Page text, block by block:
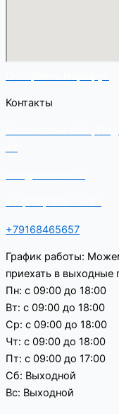
Контакты
+79168465657
График работы:
приехать в выходные
Пн: с 09:00 до 18:00
Вт: с 09:00 до 18:00
Ср: с 09:00 до 18:00
Чт: с 09:00 до 18:00
Пт: с 09:00 до 17:00
Сб: Выходной
Вс: Выходной